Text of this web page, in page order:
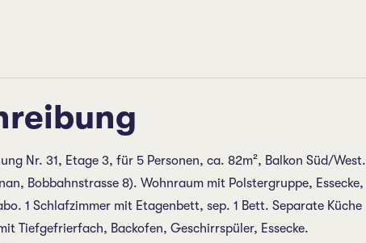
Nr. 31, Etage 3, für 5 Personen, ca. 82m², Balkon Süd/West.
Bobbahnstrasse 8). Wohnraum mit Polstergruppe, Essecke,
1 Schlafzimmer mit Etagenbett, sep. 1 Bett. Separate Küche
Tiefgefrierfach, Backofen, Geschirrspüler, Essecke.